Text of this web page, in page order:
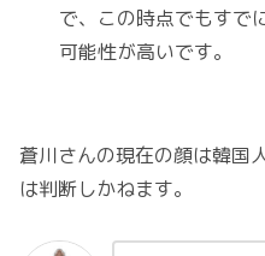
で、この時点でもすで
可能性が高いです。
蒼川さんの現在の顔は韓国
は判断しかねます。